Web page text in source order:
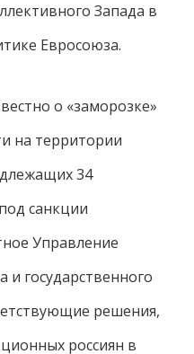
Запада в
Евросоюза.
о «заморозке»
на территории
34
санкции
Управление
и государственного
решения,
россиян в